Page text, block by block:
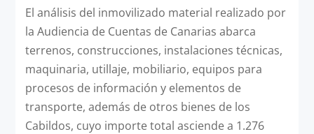
El análisis del inmovilizado material realizado por
la Audiencia de Cuentas de Canarias abarca
terrenos, construcciones, instalaciones técnicas,
maquinaria, utillaje, mobiliario, equipos para
procesos de información y elementos de
transporte, además de otros bienes de los
Cabildos, cuyo importe total asciende a 1.276